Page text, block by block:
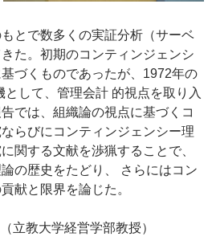
とで数多くの実証分析（サーベ
た。初期のコンティンジェンシ
づくものであったが、1972年の
して、管理会計 的視点を取り入
では、組織論の視点に基づくコ
らびにコンティンジェンシー理
関する文献を渉猟することで、
の歴史をたどり、 さらにはコン
献と限界を論じた。
教大学経営学部教授）